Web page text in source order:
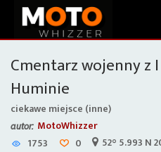
Cmentarz wojenny z
Huminie
ciekawe miejsce (inne)
autor: MotoWhizzer
1753
0 52° 5.993 N